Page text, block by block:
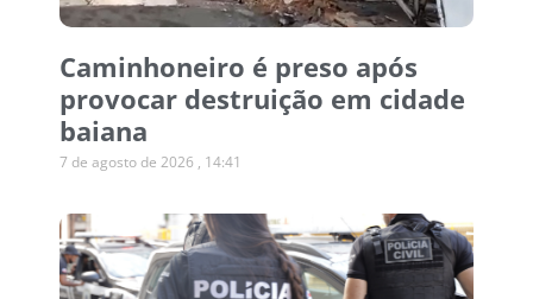
Caminhoneiro é preso após
provocar destruição em cidade
baiana
7 de agosto de 2026 14:41